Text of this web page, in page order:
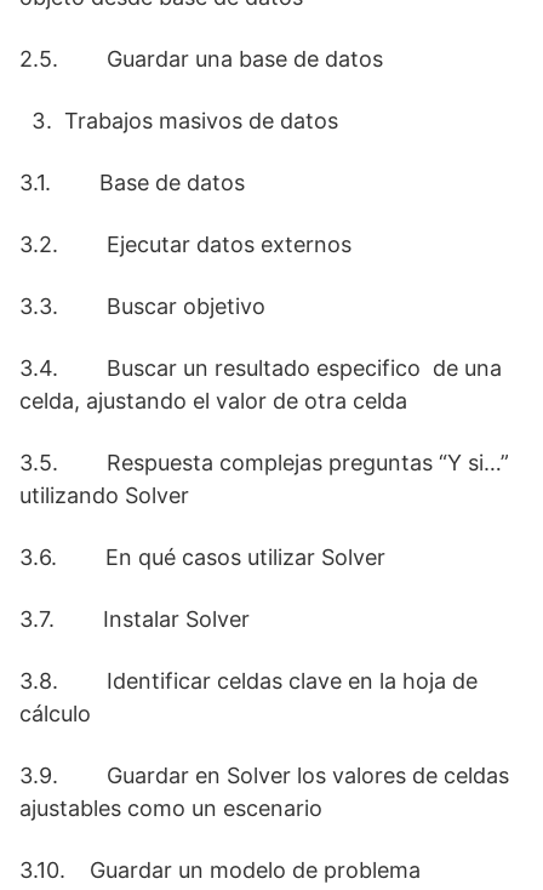
2.5. Guardar una base de datos
Trabajos masivos de datos
3.1. Base de datos
3.2. Ejecutar datos externos
3.3. Buscar objetivo
3.4. Buscar un resultado especifico de una
celda, ajustando el valor de otra celda
3.5. Respuesta complejas preguntas “Y si…”
utilizando Solver
3.6. En qué casos utilizar Solver
3.7. Instalar Solver
3.8. Identificar celdas clave en la hoja de
cálculo
3.9. Guardar en Solver los valores de celdas
ajustables como un escenario
3.10. Guardar un modelo de problema